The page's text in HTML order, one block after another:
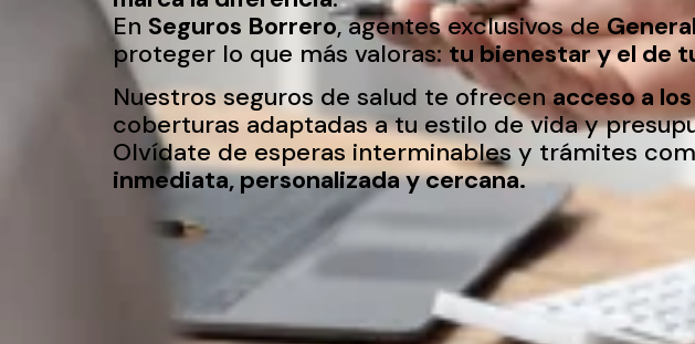
En Seguros Borrero, agentes exclusivos de
proteger lo que más valoras:tu bienestar y el de
Nuestros seguros de salud te ofrecenacceso a
coberturas adaptadas a tu estilo de vida y
Olvídate de esperas interminables y trámites
inmediata, personalizada y cercana.